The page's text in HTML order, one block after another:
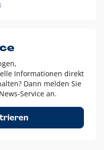
nur in Ausnahmefällen
Weiß-Umsetzungen
von jeweils einer
alle Richtungen
Informationen direkt
Dann melden Sie
Service an.